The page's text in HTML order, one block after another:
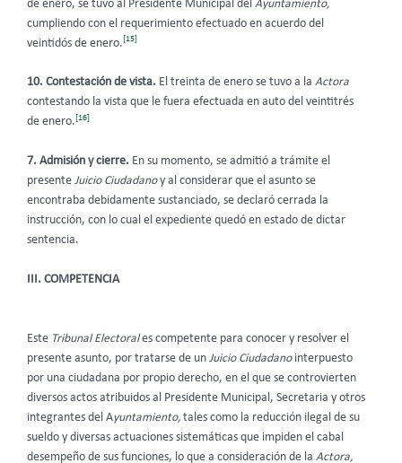
de enero, se tuvo al Presidente Municipal del Ayuntamiento,
cumpliendo con el requerimiento efectuado en acuerdo del
veintidós de enero. [15]
10. Contestación de vista. El treinta de enero se tuvo a la Actora
contestando la vista que le fuera efectuada en auto del veintitrés
de enero.[16]
7. Admisión y cierre. En su momento, se admitió a trámite el
presente Juicio Ciudadanoy al considerar que el asunto se
encontraba debidamente sustanciado, se declaró cerrada la
instrucción, con lo cual el expediente quedó en estado de dictar
sentencia.
III. COMPETENCIA
Este Tribunal Electorales competente para conocer y resolver el
presente asunto, por tratarse de un Juicio Ciudadanointerpuesto
por una ciudadana por propio derecho, en el que se controvierten
diversos actos atribuidos al Presidente Municipal, Secretaria y otros
integrantes del Ayuntamiento, tales como la reducción ilegal de su
sueldo y diversas actuaciones sistemáticas que impiden el cabal
desempeño de sus funciones, lo que a consideración de la Actora,